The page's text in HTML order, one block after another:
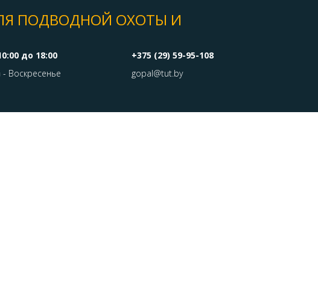
ПОДВОДНОЙ ОХОТЫ И
до 18:00
Воскресенье
+375 (29) 59-95-108
gopal@tut.by